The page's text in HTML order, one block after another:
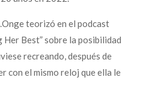
teorizó en el podcast
Her Best” sobre la posibilidad
recreando, después de
con el mismo reloj que ella le